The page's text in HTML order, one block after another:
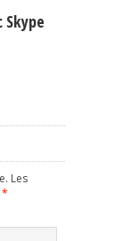
Skype
Les
*